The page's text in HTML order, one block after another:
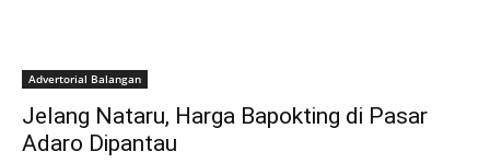
Advertorial Balangan
Jelang Nataru, Harga Bapokting di Pasar
Adaro Dipantau